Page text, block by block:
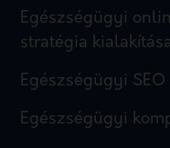
Egészségügyi
stratégia kialakítása
Egészségügyi SEO
Egészségügyi